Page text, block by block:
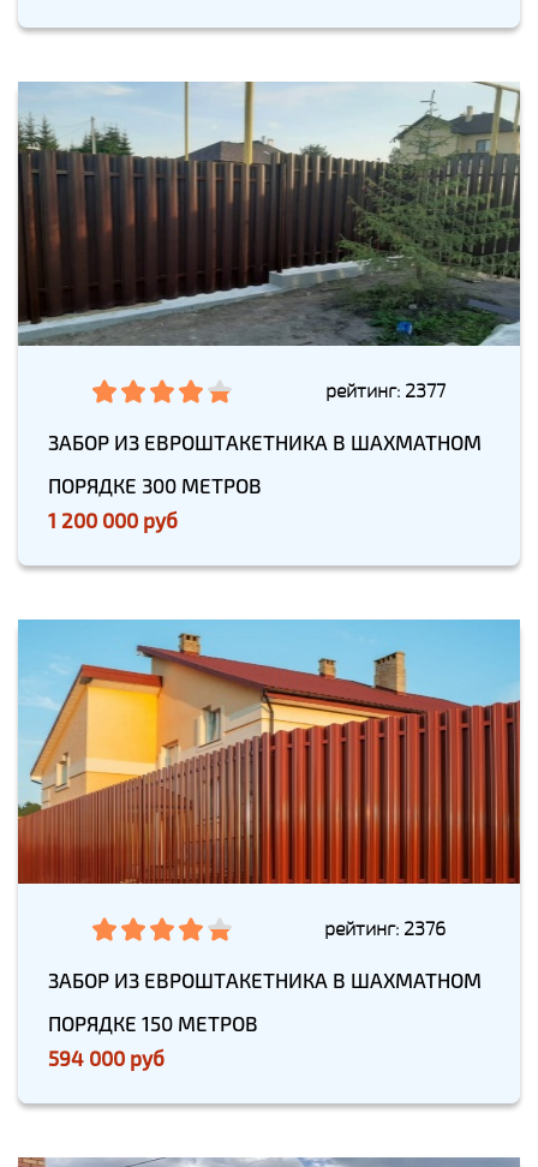
рейтинг: 2377
ЗАБОР ИЗ ЕВРОШТАКЕТНИКА В ШАХМАТНОМ
ПОРЯДКЕ 300 МЕТРОВ
1 200 000 руб
рейтинг: 2376
ЗАБОР ИЗ ЕВРОШТАКЕТНИКА В ШАХМАТНОМ
ПОРЯДКЕ 150 МЕТРОВ
594 000 руб